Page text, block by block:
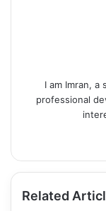
I am Imran,
professional
Related